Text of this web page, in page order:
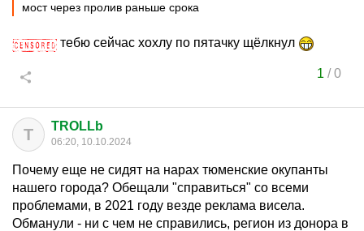
мост через пролив раньше срока
тебю сейчас хохлу по пятачку щёлкнул
1 /0
T TROLLb
06:20, 10.10.2024
Почему еще не сидят на нарах тюменские окупанты
нашего города? Обещали "справиться" со всеми
проблемами, в 2021 году везде реклама висела.
Обманули - ни с чем не справились, регион из донора в